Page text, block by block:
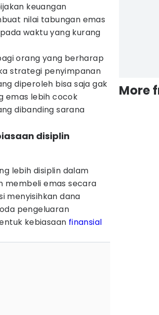
keuangan
nilai tabungan emas
waktu yang kurang
orang yang berharap
strategi penyimpanan
diperoleh bisa saja gak
emas lebih cocok
dibanding sarana
disiplin
lebih disiplin dalam
membeli emas secara
menyisihkan dana
pengeluaran
kebiasaan finansial
More